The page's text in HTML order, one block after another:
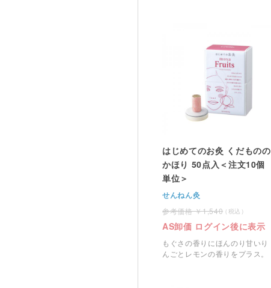
はじめてのお灸 くだものの
かほり 50点入＜注文10個
単位＞
せんねん灸
1,540
AS卸価 ログイン後に表示
もぐさの香りにほんのり甘いり
んごとレモンの香りをプラス。